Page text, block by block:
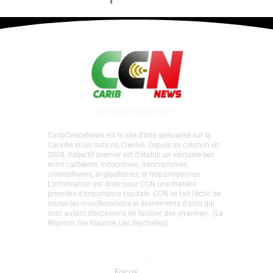
CaribCreoleNews est le site d’info spécialisé sur la
Caraïbe et les nations Créoles. Depuis sa création en
2008, l’objectif premier est d’établir un véritable lien
entre caribéens, indocréoles, francophones,
créolophones, anglophones, et hispanophones.
L’information est donc pour CCN une matière
première d’importance capitale. CCN se fait l’écho de
toutes les manifestations et évènements d'actu qui
sont autant d’occasions de faciliter des «lyannaj». (La
Réunion, l'Ile Maurice, Les Seychelles)